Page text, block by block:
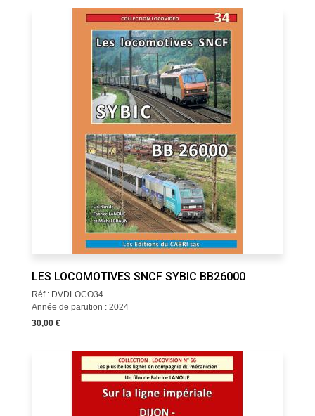
LES LOCOMOTIVES SNCF SYBIC BB26000
Réf : DVDLOCO34
Année de parution : 2024
30,00 €